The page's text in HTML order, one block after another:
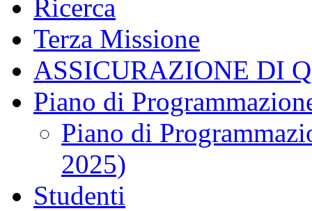
Ricerca
Terza Missione
ASSICURAZIONE DI
Piano di
Piano di
2025)
Studenti